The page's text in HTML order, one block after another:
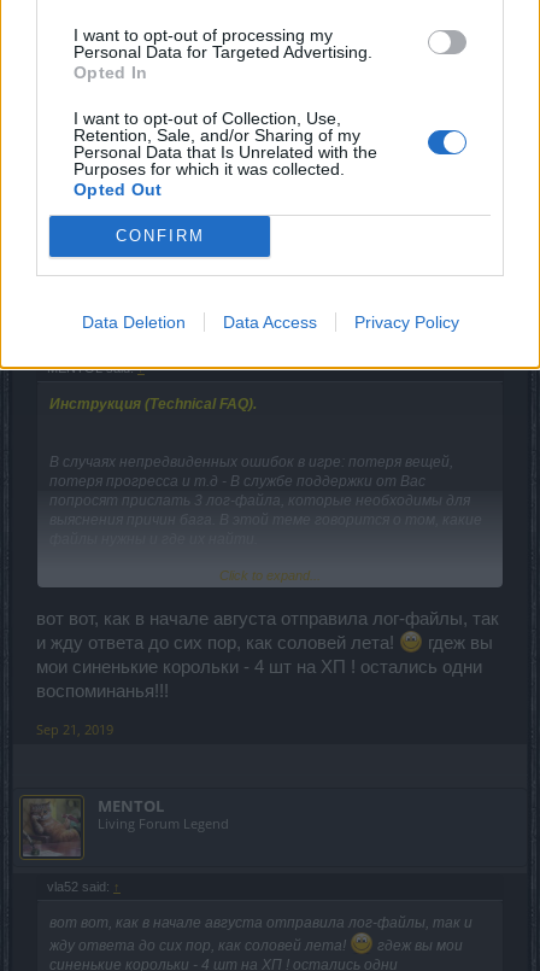
I want to opt-out of processing my
Personal Data for Targeted Advertising.
Opted In
I want to opt-out of Collection, Use,
Retention, Sale, and/or Sharing of my
Personal Data that Is Unrelated with the
Purposes for which it was collected.
Opted Out
CONFIRM
Data Deletion Data Access Privacy Policy
надо в кнопке "Пуск" в строчке "Найти программы и
файлы" набрать:
%Temp%
В папкеTempбудет находиться папка
Last edited: Sep 21, 2019
Sep 20, 2019
ГЕЛЬБЕРТ
MENTOL said:↑
Инструкция (Technical FAQ).
В случаях непредвиденных ошибок в игре: потеря вещей,
потеря прогресса и т.д - В службе поддержки от Вас
попросят прислать 3 лог-файла, которые необходимы для
2. Введите dxdiag.
3. Нажмите «Enter» или щёлкните «Oк».
4. Подождите, пока программа соберёт информацию.
5. Нажмите кнопку, чтобы сохранить всю информацию внизу
в центре окна.
нажмите «Сохранить».
2. Откройте подпапку - logfiles
3. Найдите последний файл DSOClient.log
1. Зайдите в папку DSOClient.
3. В этой папке Вы найдете множество файлов app_(год)-
(месяц)-(день)_(час)-(минуты)-(секунды).dmp
4. Вам нужно найти именно тот файл app_***.dmp, дата и
Click to expand...
вот вот, как в начале августа отправила лог-файлы, так
и жду ответа до сих пор, как соловей лета!
гдеж вы
мои синенькие корольки - 4 шт на ХП ! остались одни
воспоминанья!!!
Sep 21, 2019
MENTOL
Living Forum Legend
vla52 said: ↑
вот вот, как в начале августа отправила лог-файлы, так и
жду ответа до сих пор, как соловей лета!
гдеж вы мои
синенькие корольки - 4 шт на ХП ! остались одни